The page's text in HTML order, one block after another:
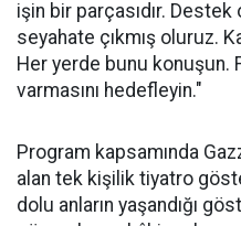
işin bir parçasıdır.
seyahate çıkmış oluruz.
Her yerde bunu konuşun.
varmasını hedefleyin."
Program kapsamında
alan tek kişilik tiyatro
dolu anların yaşandığı